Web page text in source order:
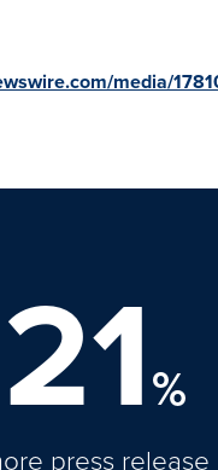
media/
21%
press release